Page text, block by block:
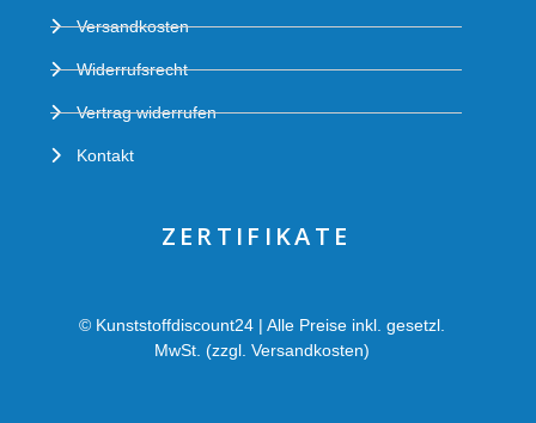
Versandkosten
Widerrufsrecht
Vertrag widerrufen
Kontakt
ZERTIFIKATE
© Kunststoffdiscount24 | Alle Preise inkl. gesetzl.
MwSt. (zzgl. Versandkosten)